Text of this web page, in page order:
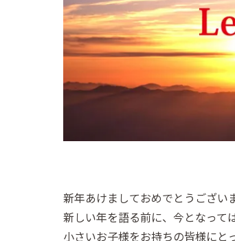
新年あけましておめでとうござい
新しい年を語る前に、今となって
小さいお子様をお持ちの皆様にと